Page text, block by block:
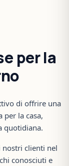
per la
di offrire una
per la casa,
quotidiana.
clienti nel
conosciuti e